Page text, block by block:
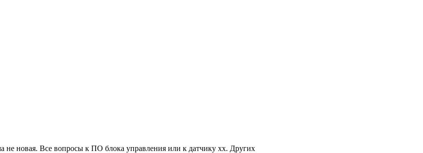
не новая. Все вопросы к ПО блока управления или к датчику хх. Других